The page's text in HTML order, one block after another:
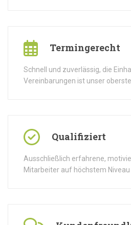
Termingerecht
Schnell und zuverlässig, die
Vereinbarungen ist unser
Qualifiziert
Ausschließlich erfahrene,
Mitarbeiter auf höchstem Niveau